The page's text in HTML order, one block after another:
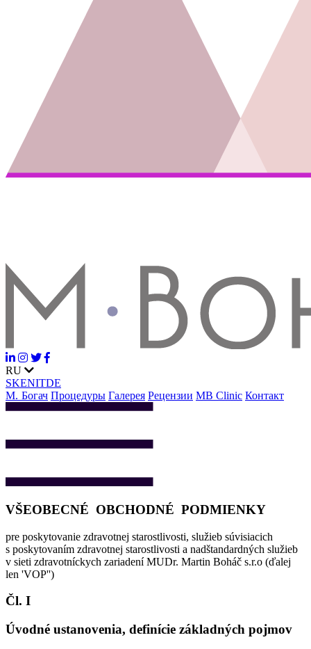
RU
SKENITDE
М. Богач Процедуры Галерея Рецензии MB Clinic Контакт
VŠEOBECNÉ OBCHODNÉ PODMIENKY
pre poskytovanie zdravotnej starostlivosti, služieb súvisiacich
s poskytovaním zdravotnej starostlivosti a nadštandardných služieb
v sieti zdravotníckych zariadení MUDr. Martin Boháč s.r.o (ďalej
len 'VOP'')
Čl. I
Úvodné ustanovenia, definície základných pojmov